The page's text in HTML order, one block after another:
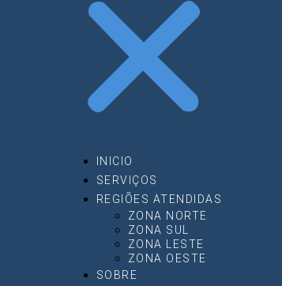
INICIO
SERVIÇOS
REGIÕES ATENDIDAS
ZONA NORTE
ZONA SUL
ZONA LESTE
ZONA OESTE
SOBRE